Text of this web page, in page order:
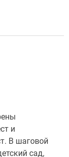
и
В шаговой
сад,